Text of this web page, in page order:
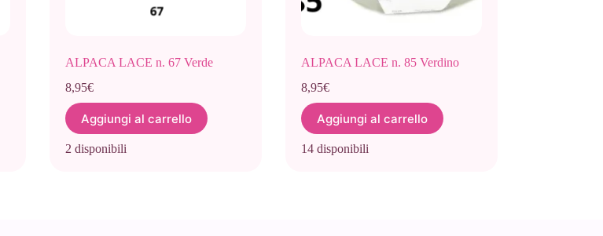
ALPACA LACE n. 67 Verde
8,95€
Aggiungi al carrello
2 disponibili
ALPACA LACE n. 85 Verdino
8,95€
Aggiungi al carrello
14 disponibili